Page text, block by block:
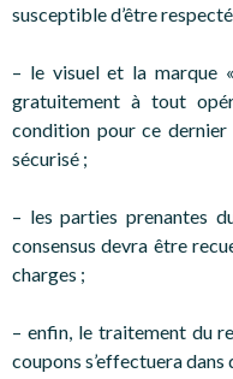
susceptible d’être
– le visuel et la marque
gratuitement à tout
condition pour ce dernier
sécurisé ;
– les parties prenantes
consensus devra être
charges ;
– enfin, le traitement du
coupons s’effectuera